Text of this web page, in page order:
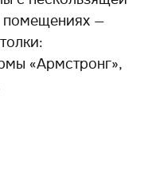
помещениях —
«Армстронг»,